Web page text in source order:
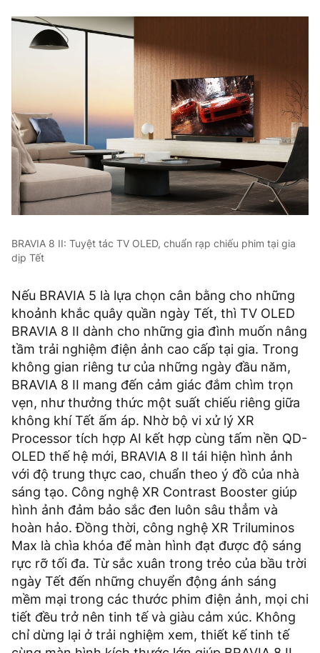
BRAVIA 8 II: Tuyệt tác TV OLED, chuẩn rạp chiếu phim tại gia
dịp Tết
Nếu BRAVIA 5 là lựa chọn cân bằng cho những
khoảnh khắc quây quần ngày Tết, thì TV OLED
BRAVIA 8 II dành cho những gia đình muốn nâng
tầm trải nghiệm điện ảnh cao cấp tại gia. Trong
không gian riêng tư của những ngày đầu năm,
BRAVIA 8 II mang đến cảm giác đắm chìm trọn
vẹn, như thưởng thức một suất chiếu riêng giữa
không khí Tết ấm áp. Nhờ bộ vi xử lý XR
Processor tích hợp AI kết hợp cùng tấm nền QD-
OLED thế hệ mới, BRAVIA 8 II tái hiện hình ảnh
với độ trung thực cao, chuẩn theo ý đồ của nhà
sáng tạo. Công nghệ XR Contrast Booster giúp
hình ảnh đảm bảo sắc đen luôn sâu thẳm và
hoàn hảo. Đồng thời, công nghệ XR Triluminos
Max là chìa khóa để màn hình đạt được độ sáng
rực rỡ tối đa. Từ sắc xuân trong trẻo của bầu trời
ngày Tết đến những chuyển động ánh sáng
mềm mại trong các thước phim điện ảnh, mọi chi
tiết đều trở nên tinh tế và giàu cảm xúc. Không
chỉ dừng lại ở trải nghiệm xem, thiết kế tinh tế